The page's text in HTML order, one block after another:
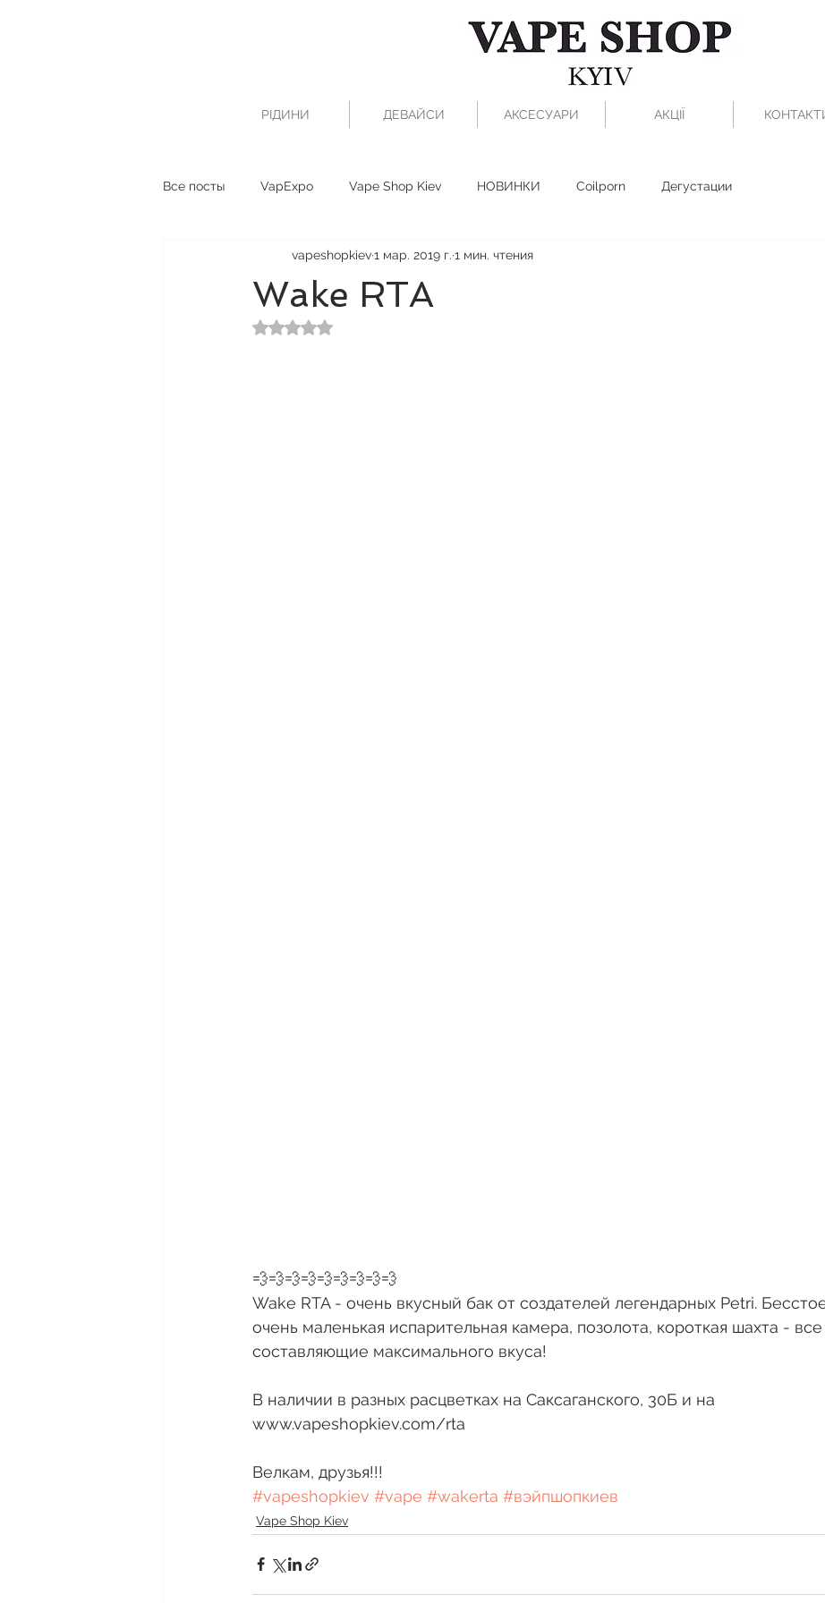
РІДИНИ ДЕВАЙСИ АКСЕСУАРИ АКЦІЇ
Все посты VapExpo Vape Shop Kiev НОВИНКИ Coilporn Дегустации
Wake RTA
vapeshopkiev1 мар. 2019 г. 1 мин. чтения
Оценка: не число из 5 звезд.
💨💨💨💨💨💨💨💨💨
Wake RTA - очень вкусный бак от создателей легендарных Petri.
очень маленькая испарительная камера, позолота, короткая шахта - все
составляющие максимального вкуса!
В наличии в разных расцветках на Саксаганского, 30Б и на
www.vapeshopkiev.com/rta
Велкам, друзья!!!
#vapeshopkiev #vape #wakerta #вэйпшопкиев
Vape Shop Kiev